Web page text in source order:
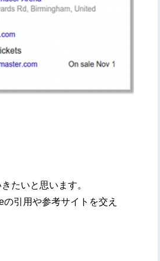
たいと思います。
引用や参考サイトを交え